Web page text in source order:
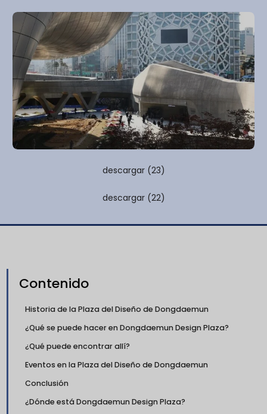
Contenido
Historia de la Plaza del Diseño de Dongdaemun
¿Qué se puede hacer en Dongdaemun Design Plaza?
¿Qué puede encontrar allí?
Eventos en la Plaza del Diseño de Dongdaemun
Conclusión
¿Dónde está Dongdaemun Design Plaza?